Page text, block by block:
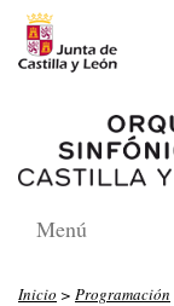
Menú
Inicio > Programación